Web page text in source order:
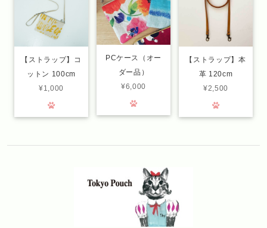
【ストラップ】コ
ットン 100cm
¥1,000
PCケース（オー
ダー品）
¥6,000
【ストラップ】本
革 120cm
¥2,500